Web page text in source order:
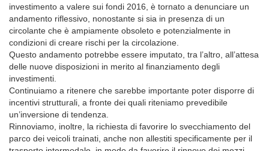
investimento a valere sui fondi 2016, è tornato a denunciare un
andamento riflessivo, nonostante si sia in presenza di un
circolante che è ampiamente obsoleto e potenzialmente in
condizioni di creare rischi per la circolazione.
Questo andamento potrebbe essere imputato, tra l’altro, all’attesa
delle nuove disposizioni in merito al finanziamento degli
investimenti.
Continuiamo a ritenere che sarebbe importante poter disporre di
incentivi strutturali, a fronte dei quali riteniamo prevedibile
un’inversione di tendenza.
Rinnoviamo, inoltre, la richiesta di favorire lo svecchiamento del
parco dei veicoli trainati, anche non allestiti specificamente per il